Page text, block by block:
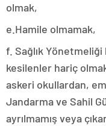
olmak,
e.Hamile olmamak,
f. Sağlık
kesilenler hariç
askeri okullardan,
Jandarma ve Sahil
ayrılmamış veya